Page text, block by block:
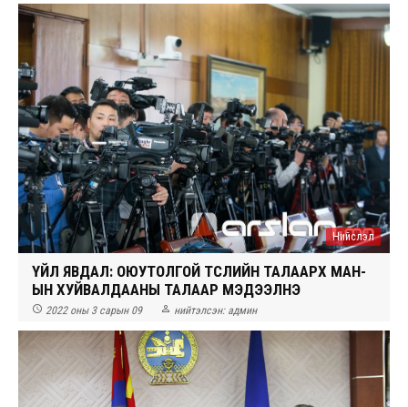
Нийслэл
ҮЙЛ ЯВДАЛ: ОЮУТОЛГОЙ ТӨСЛИЙН ТАЛААРХ МАН-
ЫН ХУЙВАЛДААНЫ ТАЛААР МЭДЭЭЛНЭ
 2022 оны 3 сарын 09  нийтэлсэн: админ